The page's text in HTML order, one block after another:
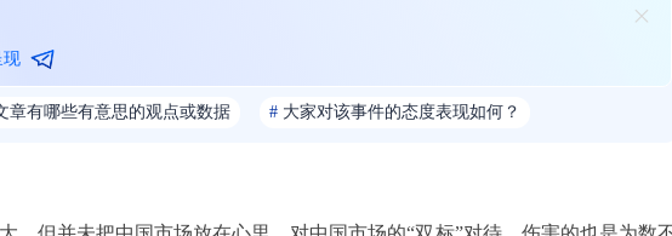
现
章有哪些有意思的观点或数据 # 大家对该事件的态度表现如何？